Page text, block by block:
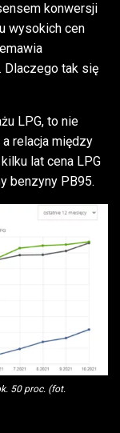
konwersji
wysokich cen
Dlaczego tak się
LPG, to nie
relacja między
lat cena LPG
benzyny PB95.
50 proc. (fot.